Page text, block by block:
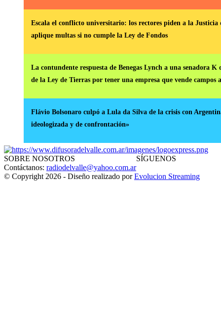
Escala el conflicto universitario: los rectores piden a la
aplique multas si no cumple la Ley de Fondos
La contundente respuesta de Benegas Lynch a una senadora K
de la Ley de Tierras por tener una empresa que vende campos
Flávio Bolsonaro culpó a Lula da Silva de la crisis con
ideologizada y de confrontación»
SOBRE NOSOTROS
Contáctanos: radiodelvalle@yahoo.com.ar
SÍGUENOS
© Copyright 2026 - Diseño realizado porEvolucion Streaming